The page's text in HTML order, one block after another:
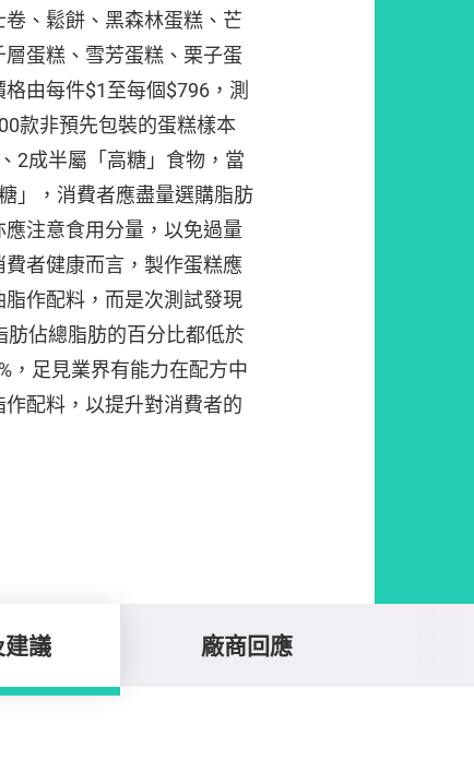
、鬆餅、黑森林蛋糕、芒
蛋糕、雪芳蛋糕、栗子蛋
由每件$1至每個$796，測
款非預先包裝的蛋糕樣本
2成半屬「高糖」食物，當
」，消費者應盡量選購脂肪
注意食用分量，以免過量
者健康而言，製作蛋糕應
作配料，而是次測試發現
佔總脂肪的百分比都低於
，足見業界有能力在配方中
配料，以提升對消費者的
議 廠商回應